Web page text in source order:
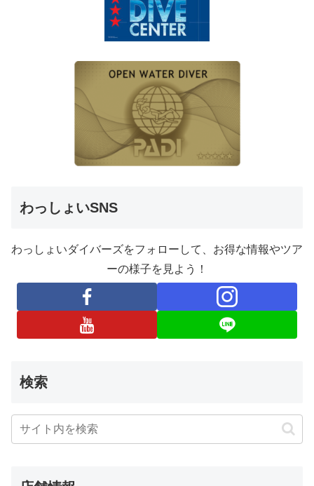
わっしょいSNS
わっしょいダイバーズをフォローして、お得な情報やツア
ーの様子を見よう！
検索